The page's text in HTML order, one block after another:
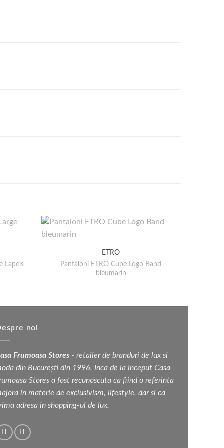
Lapels
ETRO
Pantaloni ETRO Cube Logo Band
bleumarin
noi
Frumoasa Stores - retailer de branduri de lux si
din București din 1996. Inca de la inceput Casa
Stores a fost recunoscuta ca fiind o referinta
in materie de exclusivism, lifestyle, dar si ca
adresa in shopping-ul de lux.